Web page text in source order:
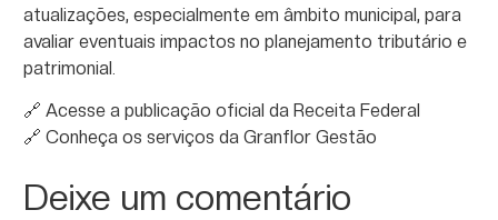
atualizações, especialmente em âmbito municipal, para
avaliar eventuais impactos no planejamento tributário e
patrimonial.
🔗 Acesse a publicação oficial da Receita Federal
🔗 Conheça os serviços da Granflor Gestão
Deixe um comentário